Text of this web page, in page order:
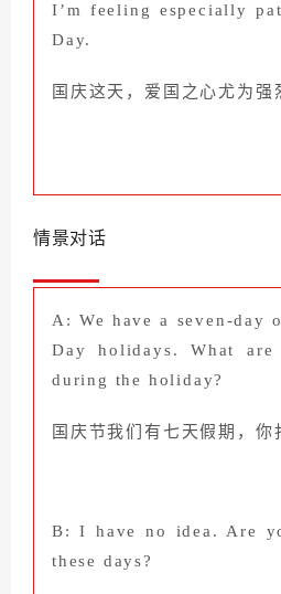
I’m feeling especially
Day.
国庆这天，爱国之心尤为强
情景对话
A: We have a seven-day
Day holidays. What
during the holiday?
国庆节我们有七天假期，你
B: I have no idea. Are
these days?